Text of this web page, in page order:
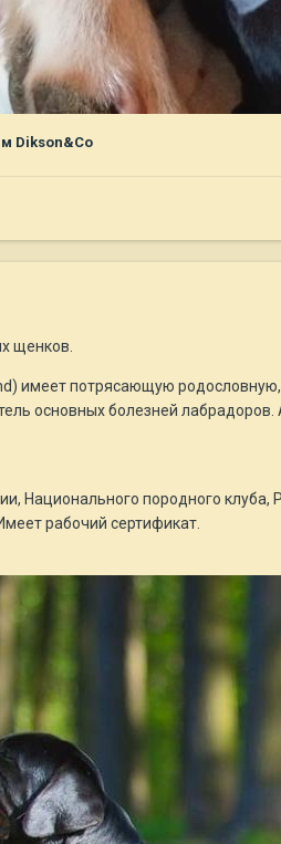
Dikson&Co
щенков.
имеет потрясающую
основных болезней
Национального породного
рабочий сертификат.